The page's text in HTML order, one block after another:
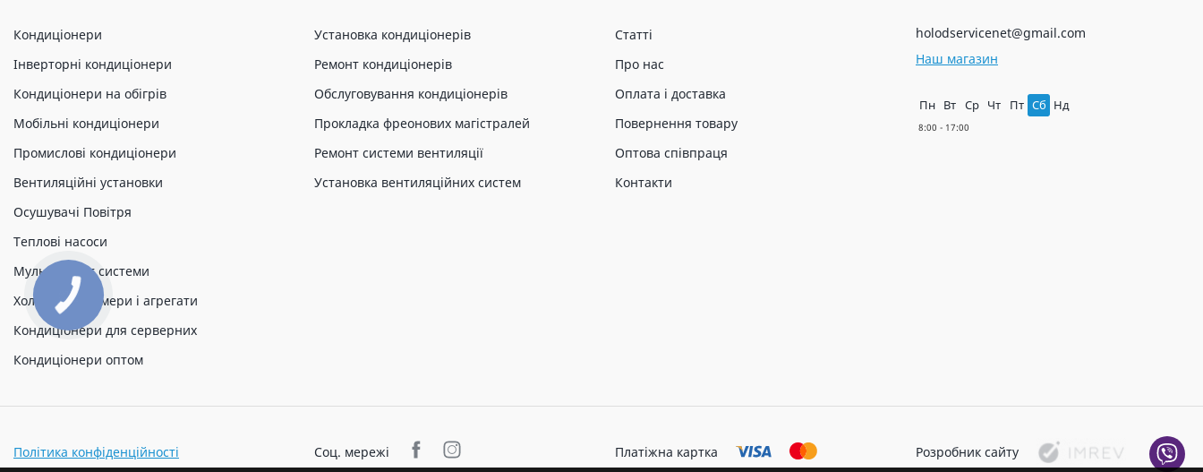
Кондиціонери
Інверторні кондиціонери
Кондиціонери на обігрів
Мобільні кондиціонери
Промислові кондиціонери
Вентиляційні установки
Осушувачі Повітря
Теплові насоси
Мульти спліт системи
Холодильні камери і агрегати
Кондиціонери для серверних
Кондиціонери оптом
Установка кондиціонерів
Ремонт кондиціонерів
Обслуговування кондиціонерів
Прокладка фреонових магістралей
Ремонт системи вентиляції
Установка вентиляційних систем
Статті
Про нас
Оплата і доставка
Повернення товару
Оптова співпраця
Контакти
holodservicenet@gmail.com
Наш магазин
Пн Вт Ср Чт Пт Сб Нд
Політика конфіденційності Соц. мережі Платіжна картка Розробник сайту